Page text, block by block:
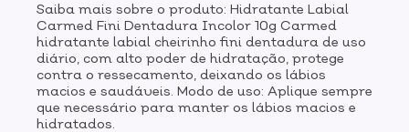
Saiba mais sobre o produto: Hidratante Labial
Carmed Fini Dentadura Incolor 10g Carmed
hidratante labial cheirinho fini dentadura de uso
diário, com alto poder de hidratação, protege
contra o ressecamento, deixando os lábios
macios e saudáveis. Modo de uso: Aplique sempre
que necessário para manter os lábios macios e
hidratados.